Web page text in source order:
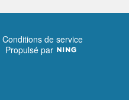
Conditions de service
Propulsé par